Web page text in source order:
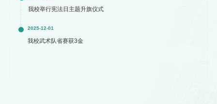
我校举行宪法日主题升旗仪式
2025-12-01
我校武术队省赛获3金